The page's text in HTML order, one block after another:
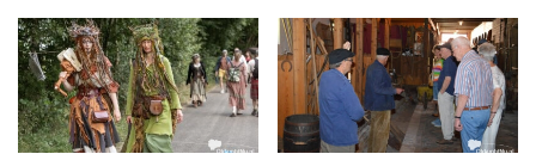
o
o
r
d
e
v
t
e
c
h
n
i